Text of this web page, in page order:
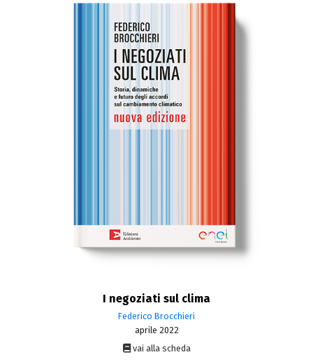
I negoziati sul clima
Federico Brocchieri
aprile 2022
vai alla scheda